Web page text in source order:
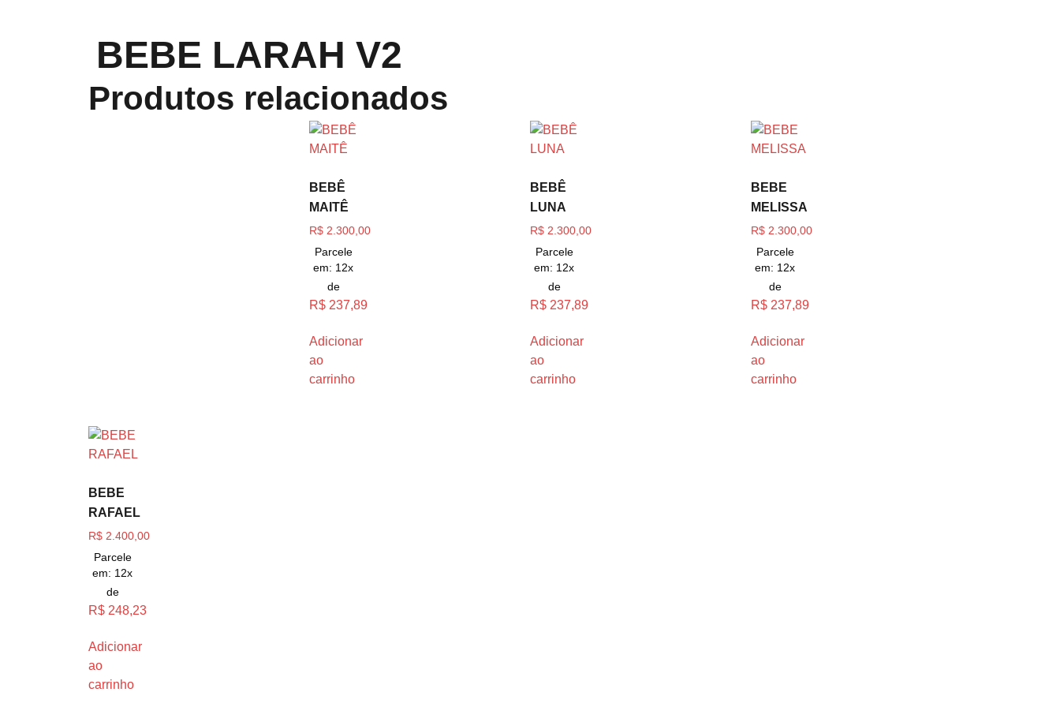
BEBE LARAH V2
Produtos relacionados
BEBÊ
MAITÊ
R$ 2.300,00
Parcele
em: 12x
de
R$ 237,89
Adicionar
ao
carrinho
BEBÊ
LUNA
R$ 2.300,00
Parcele
em: 12x
de
R$ 237,89
Adicionar
ao
carrinho
BEBE
MELISSA
R$ 2.300,00
Parcele
em: 12x
de
R$ 237,89
Adicionar
ao
carrinho
BEBE
RAFAEL
R$ 2.400,00
Parcele
em: 12x
de
R$ 248,23
Adicionar
ao
carrinho